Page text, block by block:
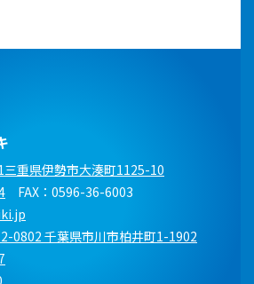
三重県伊勢市大湊町1125-10
FAX：0596-36-6003
0802 千葉県市川市柏井町1-1902